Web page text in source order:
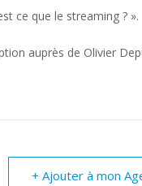
ce que le streaming ? ».
auprès de Olivier
+ Ajouter à mon